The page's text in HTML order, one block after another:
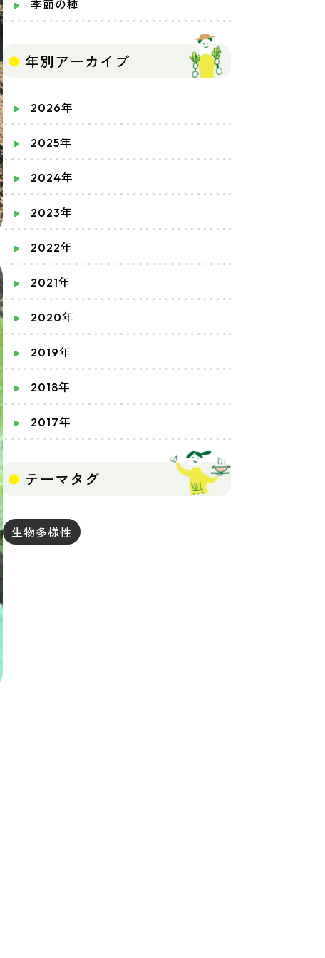
季節の種
年別アーカイブ
2026年
2025年
2024年
2023年
2022年
2021年
2020年
2019年
2018年
2017年
テーマタグ
生物多様性